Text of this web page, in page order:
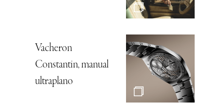
Vacheron
Constantin, manual
ultraplano